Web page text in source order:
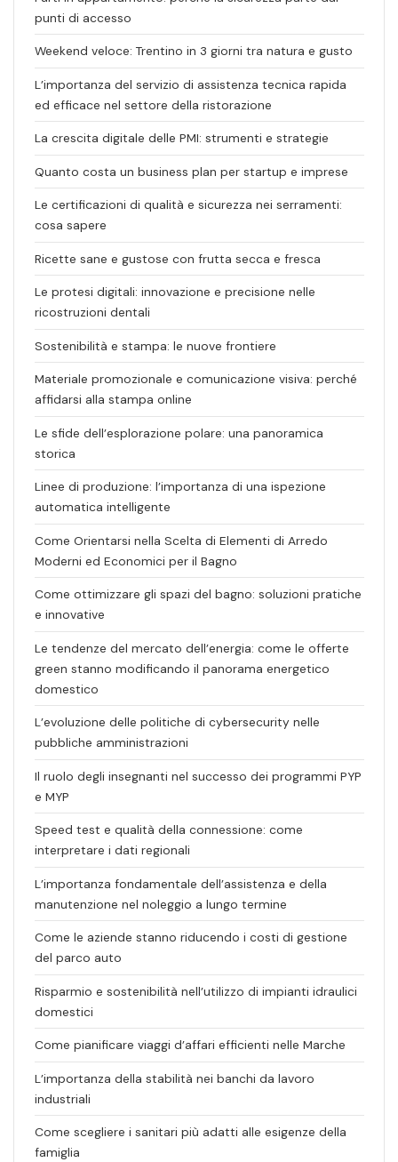
punti di accesso
Weekend veloce: Trentino in 3 giorni tra natura e gusto
L’importanza del servizio di assistenza tecnica rapida
ed efficace nel settore della ristorazione
La crescita digitale delle PMI: strumenti e strategie
Quanto costa un business plan per startup e imprese
Le certificazioni di qualità e sicurezza nei serramenti:
cosa sapere
Ricette sane e gustose con frutta secca e fresca
Le protesi digitali: innovazione e precisione nelle
ricostruzioni dentali
Sostenibilità e stampa: le nuove frontiere
Materiale promozionale e comunicazione visiva: perché
affidarsi alla stampa online
Le sfide dell’esplorazione polare: una panoramica
storica
Linee di produzione: l’importanza di una ispezione
automatica intelligente
Come Orientarsi nella Scelta di Elementi di Arredo
Moderni ed Economici per il Bagno
Come ottimizzare gli spazi del bagno: soluzioni pratiche
e innovative
Le tendenze del mercato dell’energia: come le offerte
green stanno modificando il panorama energetico
domestico
L’evoluzione delle politiche di cybersecurity nelle
pubbliche amministrazioni
Il ruolo degli insegnanti nel successo dei programmi PYP
e MYP
Speed test e qualità della connessione: come
interpretare i dati regionali
L’importanza fondamentale dell’assistenza e della
manutenzione nel noleggio a lungo termine
Come le aziende stanno riducendo i costi di gestione
del parco auto
Risparmio e sostenibilità nell’utilizzo di impianti idraulici
domestici
Come pianificare viaggi d’affari efficienti nelle Marche
L’importanza della stabilità nei banchi da lavoro
industriali
Come scegliere i sanitari più adatti alle esigenze della
famiglia